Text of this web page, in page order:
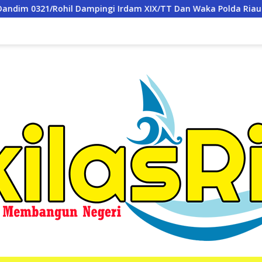
XIX/TT Dan Waka Polda Riau Dalam Peninjauan Serta